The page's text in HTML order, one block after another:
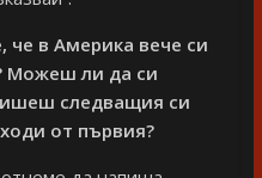
в Америка вече си
Можеш ли да си
следващия си
от първия?